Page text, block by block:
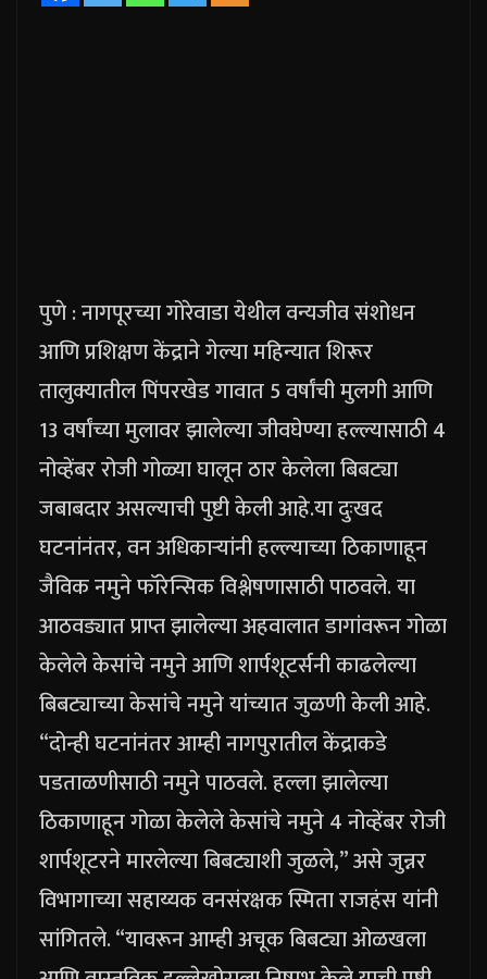
पुणे : नागपूरच्या गोरेवाडा येथील वन्यजीव संशोधन
आणि प्रशिक्षण केंद्राने गेल्या महिन्यात शिरूर
तालुक्यातील पिंपरखेड गावात 5 वर्षांची मुलगी आणि
13 वर्षांच्या मुलावर झालेल्या जीवघेण्या हल्ल्यासाठी 4
नोव्हेंबर रोजी गोळ्या घालून ठार केलेला बिबट्या
जबाबदार असल्याची पुष्टी केली आहे.या दुःखद
घटनांनंतर, वन अधिकाऱ्यांनी हल्ल्याच्या ठिकाणाहून
जैविक नमुने फॉरेन्सिक विश्लेषणासाठी पाठवले. या
आठवड्यात प्राप्त झालेल्या अहवालात डागांवरून गोळा
केलेले केसांचे नमुने आणि शार्पशूटर्सनी काढलेल्या
बिबट्याच्या केसांचे नमुने यांच्यात जुळणी केली आहे.
“दोन्ही घटनांनंतर आम्ही नागपुरातील केंद्राकडे
पडताळणीसाठी नमुने पाठवले. हल्ला झालेल्या
ठिकाणाहून गोळा केलेले केसांचे नमुने 4 नोव्हेंबर रोजी
शार्पशूटरने मारलेल्या बिबट्याशी जुळले,” असे जुन्नर
विभागाच्या सहाय्यक वनसंरक्षक स्मिता राजहंस यांनी
सांगितले.“यावरून आम्ही अचूक बिबट्या ओळखला